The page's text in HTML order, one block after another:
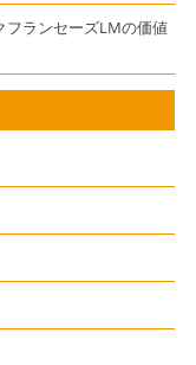
フランセーズLMの価値